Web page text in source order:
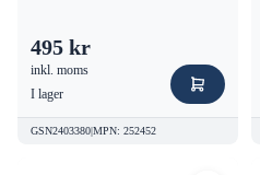
495 kr
inkl. moms
I lager
GSN2403380|MPN: 252452